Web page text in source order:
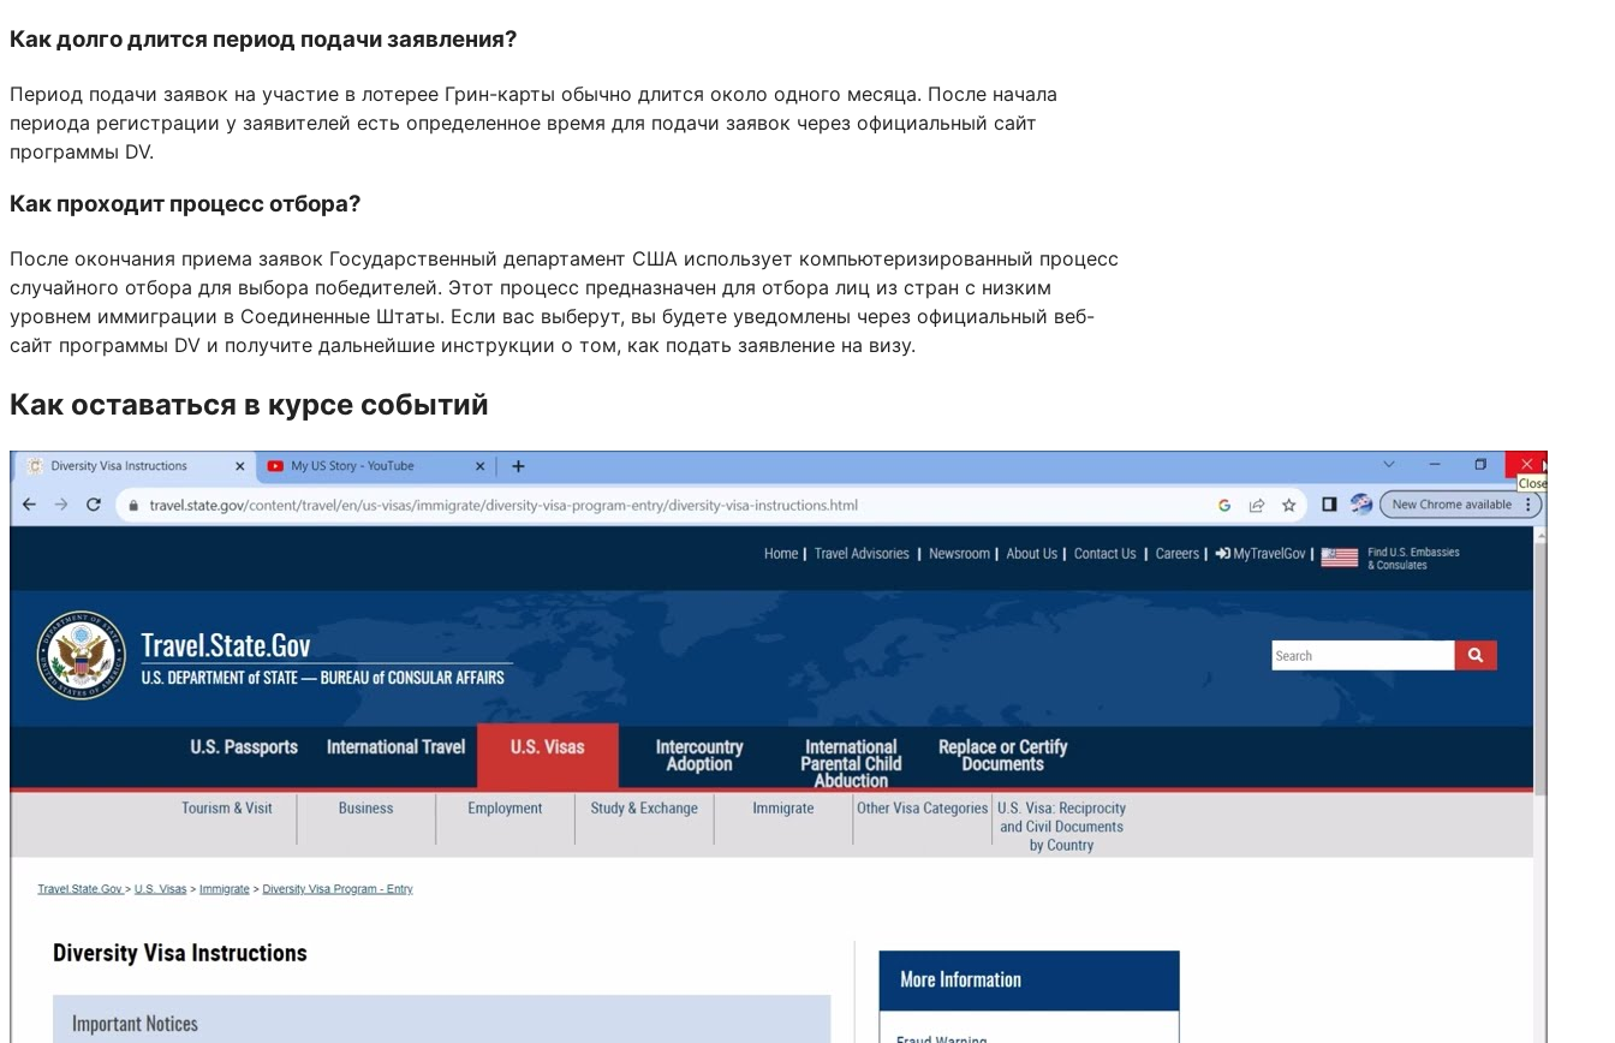
Как долго длится период подачи заявления?
Период подачи заявок на участие в лотерее Грин-карты обычно длится около одного месяца. После начала
периода регистрации у заявителей есть определенное время для подачи заявок через официальный сайт
программы DV.
Как проходит процесс отбора?
После окончания приема заявок Государственный департамент США использует компьютеризированный процесс
случайного отбора для выбора победителей. Этот процесс предназначен для отбора лиц из стран с низким
уровнем иммиграции в Соединенные Штаты. Если вас выберут, вы будете уведомлены через официальный веб-
сайт программы DV и получите дальнейшие инструкции о том, как подать заявление на визу.
Как оставаться в курсе событий